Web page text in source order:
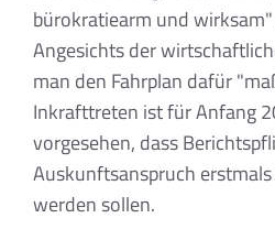
bürokratiearm und
Angesichts der
man den Fahrplan dafür
Inkrafttreten ist für Anfang
vorgesehen, dass
Auskunftsanspruch
werden sollen.